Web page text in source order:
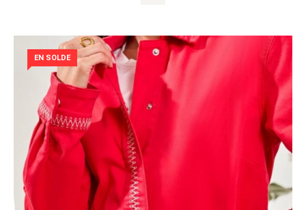
EN SOLDE